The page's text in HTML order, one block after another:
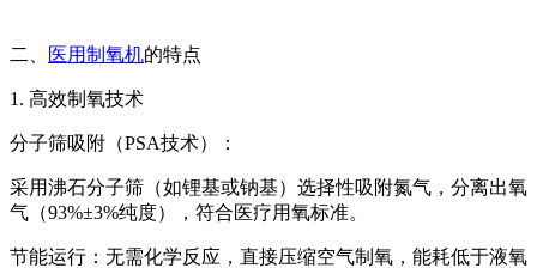
二、 医用制氧机的特点
1. 高效制氧技术
分子筛吸附（PSA技术）：
采用沸石分子筛（如锂基或钠基）选择性吸附氮气，分离出氧
气（93%±3%纯度），符合医疗用氧标准。
节能运行：无需化学反应，直接压缩空气制氧，能耗低于液氧